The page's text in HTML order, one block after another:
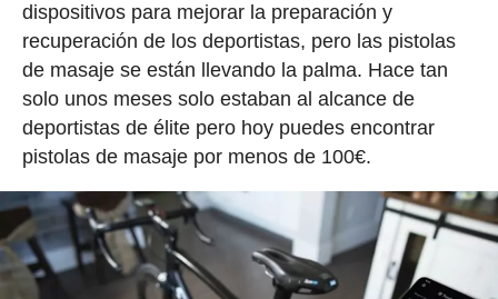
dispositivos para mejorar la preparación y
recuperación de los deportistas, pero las pistolas
de masaje se están llevando la palma. Hace tan
solo unos meses solo estaban al alcance de
deportistas de élite pero hoy puedes encontrar
pistolas de masaje por menos de 100€.